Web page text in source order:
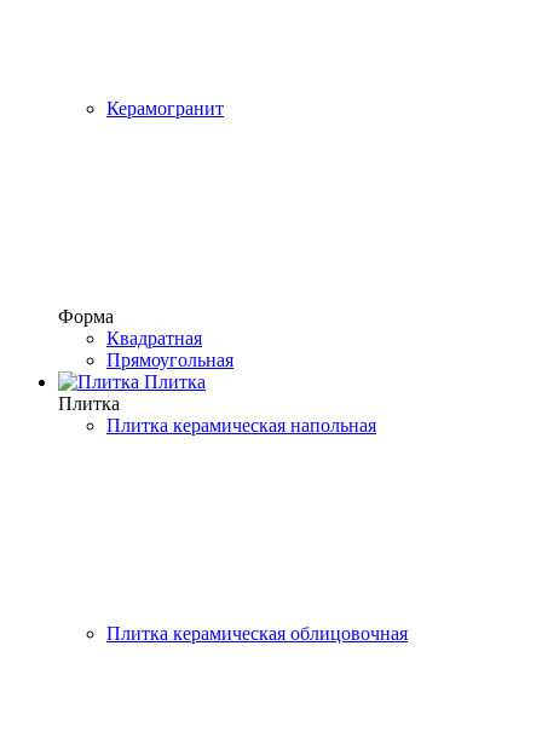
Керамогранит
Форма
Квадратная
Прямоугольная
Плитка
Плитка
Плитка керамическая напольная
Плитка керамическая облицовочная